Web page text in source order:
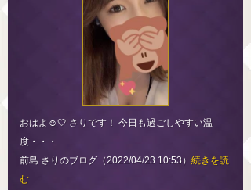
おはよ☺️🤍 さりです！ 今日も過ごしやすい温
度・・・
前島 さりのブログ（2022/04/23 10:53） 続きを読
む